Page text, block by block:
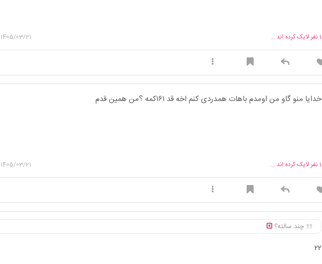
1405/03/21 1نفر لایک کرده اند ...
خدایا منو گاو من اومدم باهات همدردی کنم اخه قد ۱۶۱کمه ؟من همین قدم
1405/03/21 1نفر لایک کرده اند ...
چند سالته؟
۲۲